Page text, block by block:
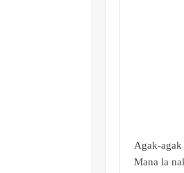
Agak-
Mana la